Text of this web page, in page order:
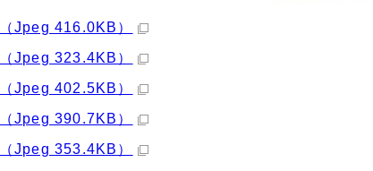
Jpeg 416.0KB）
Jpeg 323.4KB）
Jpeg 402.5KB）
Jpeg 390.7KB）
Jpeg 353.4KB）